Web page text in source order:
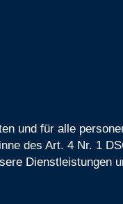
und für alle
des Art. 4 Nr. 1
Dienstleistungen